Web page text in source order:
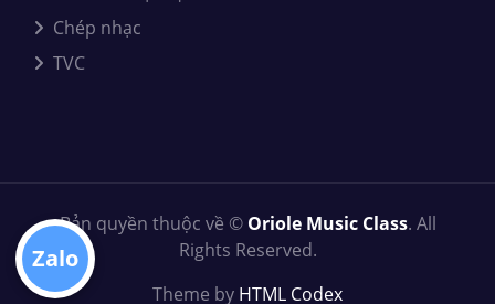
Chép nhạc
TVC
Bản quyền thuộc về © Oriole Music Class. All
Rights Reserved.
Theme by HTML Codex
Zalo